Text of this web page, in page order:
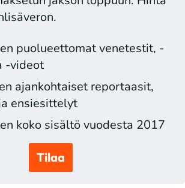
puolueettomat venetestit, -
-videot
ajankohtaiset reportaasit,
ensiesittelyt
koko sisältö vuodesta 2017
Tilaa